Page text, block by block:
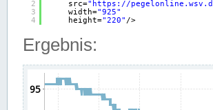
2
3
4
src=" https://
width="925"
height="220" />
Ergebnis: